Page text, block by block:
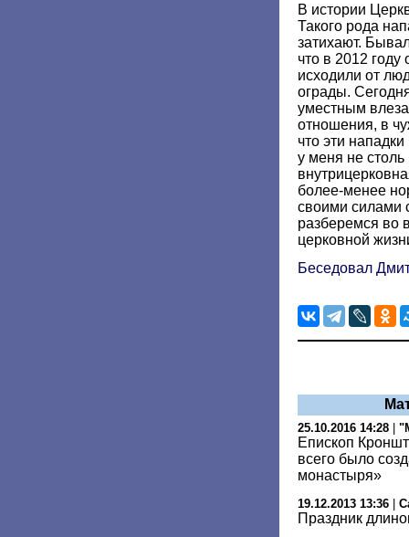
В истории
Такого рода
затихают.
что в 2012
исходили от
ограды.
уместным
отношения, в
что эти
у меня не
более-менее
своими
разберемся во
церковной
Беседовал
25.10.2016 14:28
Епископ
всего было
монастыря»
19.12.2013 13:36 |
Праздник